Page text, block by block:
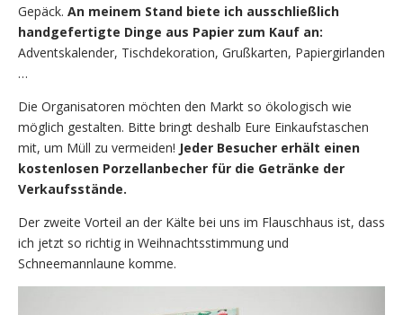
Gepäck. An meinem Stand biete ich ausschließlich
handgefertigte Dinge aus Papier zum Kauf an:
Adventskalender, Tischdekoration, Grußkarten, Papiergirlanden
…
Die Organisatoren möchten den Markt so ökologisch wie
möglich gestalten. Bitte bringt deshalb Eure Einkaufstaschen
mit, um Müll zu vermeiden! Jeder Besucher erhält einen
kostenlosen Porzellanbecher für die Getränke der
Verkaufsstände.
Der zweite Vorteil an der Kälte bei uns im Flauschhaus ist, dass
ich jetzt so richtig in Weihnachtsstimmung und
Schneemannlaune komme.